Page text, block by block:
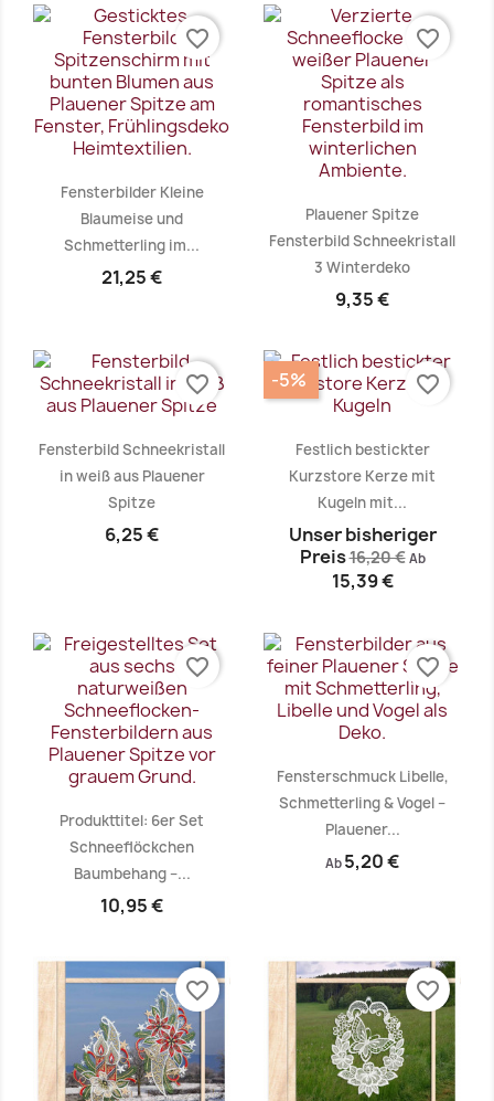
Fensterbilder Kleine
Blaumeise und
Schmetterling im...
21,25 €
favorite_border
Vorschau
Plauener Spitze
Fensterbild Schneekristall
3 Winterdeko
9,35 €
favorite_border
Vorschau
Fensterbild Schneekristall
in weiß aus Plauener
Spitze
6,25 €
favorite_border
Vorschau
Festlich bestickter
Kurzstore Kerze mit
Kugeln mit...
Unser bisheriger
Preis16,20 € Ab
15,39 €
-5% favorite_border
Produkttitel: 6er Set
Schneeflöckchen
Baumbehang –...
10,95 €
favorite_border
Fensterschmuck Libelle,
Schmetterling & Vogel –
Plauener...
Ab 5,20 €
favorite_border
favorite_border favorite_border